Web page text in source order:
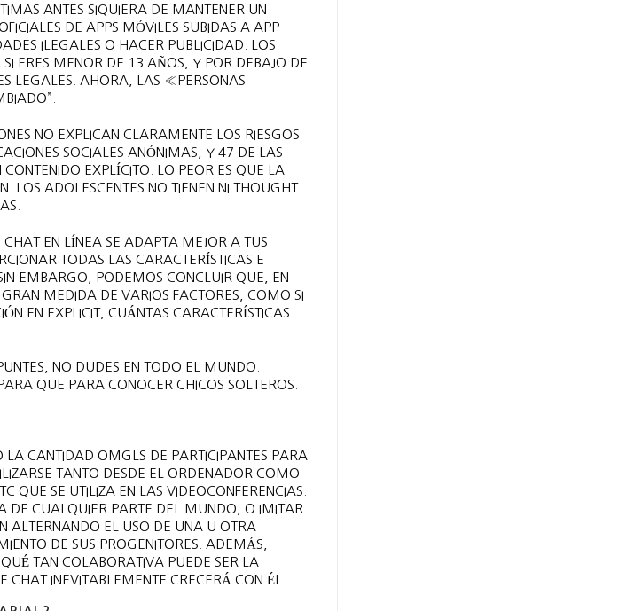
ANTES SIQUIERA DE MANTENER UN
DE APPS MÓVILES SUBIDAS A APP
ILEGALES O HACER PUBLICIDAD. LOS
ERES MENOR DE 13 AÑOS, Y POR DEBAJO DE
LEGALES. AHORA, LAS «PERSONAS
NO EXPLICAN CLARAMENTE LOS RIESGOS
SOCIALES ANÓNIMAS, Y 47 DE LAS
EXPLÍCITO. LO PEOR ES QUE LA
LOS ADOLESCENTES NO TIENEN NI THOUGHT
EN LÍNEA SE ADAPTA MEJOR A TUS
TODAS LAS CARACTERÍSTICAS E
EMBARGO, PODEMOS CONCLUIR QUE, EN
MEDIDA DE VARIOS FACTORES, COMO SI
EN EXPLICIT, CUÁNTAS CARACTERÍSTICAS
NO DUDES EN TODO EL MUNDO.
QUE PARA CONOCER CHICOS SOLTEROS.
CANTIDAD OMGLS DE PARTICIPANTES PARA
TANTO DESDE EL ORDENADOR COMO
QUE SE UTILIZA EN LAS VIDEOCONFERENCIAS.
DE CUALQUIER PARTE DEL MUNDO, O IMITAR
ALTERNANDO EL USO DE UNA U OTRA
DE SUS PROGENITORES. ADEMÁS,
TAN COLABORATIVA PUEDE SER LA
INEVITABLEMENTE CRECERÁ CON ÉL.